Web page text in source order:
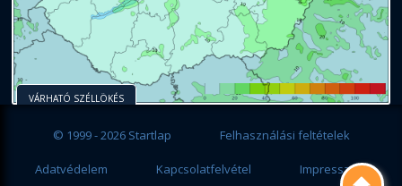
VÁRHATÓ SZÉLLÖKÉS
© 1999 - 2026 Startlap Felhasználási feltételek
Adatvédelem Kapcsolatfelvétel Impresszum